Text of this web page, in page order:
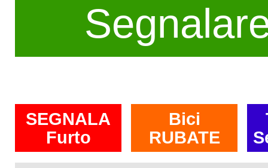
SEGNALA
Furto
Bici
RUBATE